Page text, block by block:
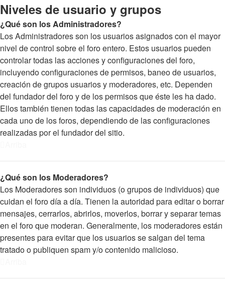
Niveles de usuario y grupos
¿Qué son los Administradores?
Los Administradores son los usuarios asignados con el mayor
nivel de control sobre el foro entero. Estos usuarios pueden
controlar todas las acciones y configuraciones del foro,
incluyendo configuraciones de permisos, baneo de usuarios,
creación de grupos usuarios y moderadores, etc. Dependen
del fundador del foro y de los permisos que éste les ha dado.
Ellos también tienen todas las capacidades de moderación en
cada uno de los foros, dependiendo de las configuraciones
realizadas por el fundador del sitio.
¿Qué son los Moderadores?
Los Moderadores son individuos (o grupos de individuos) que
cuidan el foro día a día. Tienen la autoridad para editar o borrar
mensajes, cerrarlos, abrirlos, moverlos, borrar y separar temas
en el foro que moderan. Generalmente, los moderadores están
presentes para evitar que los usuarios se salgan del tema
tratado o publiquen spam y/o contenido malicioso.